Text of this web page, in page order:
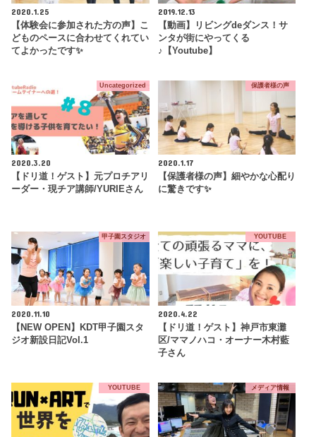
2020.1.25
【体験会に参加された方の声】こ
どものペースに合わせてくれてい
てよかったです✨
2019.12.13
【動画】リビングdeダンス！サ
ンタが街にやってくる
♪【Youtube】
Uncategorized
2020.3.20
【ドリ道！ゲスト】元プロチアリ
ーダー・現チア講師/YURIEさん
保護者様の声
2020.1.17
【保護者様の声】細やかな心配り
に驚きです✨
甲子園スタジオ
2020.11.10
【NEW OPEN】KDT甲子園スタ
ジオ新設日記Vol.1
YOUTUBE
2020.4.22
【ドリ道！ゲスト】神戸市東灘
区/ママノハコ・オーナー木村藍
子さん
YOUTUBE メディア情報